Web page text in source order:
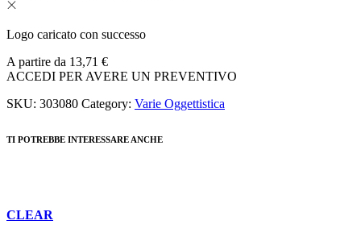
Logo caricato con successo
A partire da 13,71 €
ACCEDI PER AVERE UN PREVENTIVO
SKU: 303080 Category: Varie Oggettistica
TI POTREBBE INTERESSARE ANCHE
CLEAR